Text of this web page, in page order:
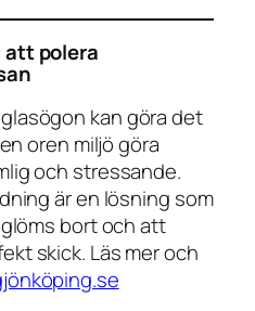
polera
kan göra det
oren miljö göra
och stressande.
är en lösning som
bort och att
skick. Läs mer och